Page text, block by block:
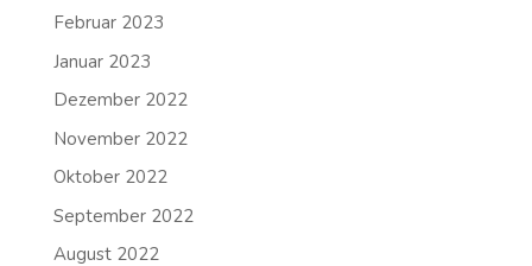
Februar 2023
Januar 2023
Dezember 2022
November 2022
Oktober 2022
September 2022
August 2022